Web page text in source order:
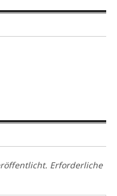
Erforderliche